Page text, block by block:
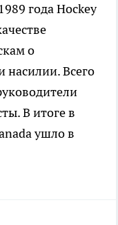
года Hockey
о
насилии. Всего
В итоге в
ушло в